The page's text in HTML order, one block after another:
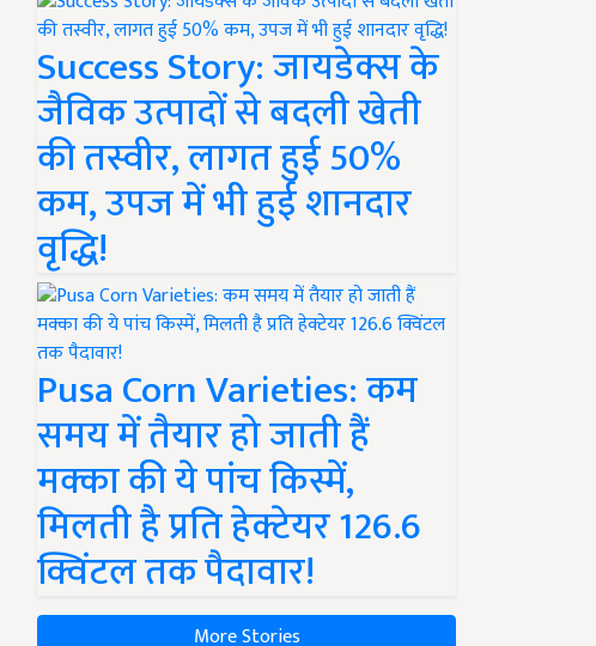
Success Story: जायडेक्स के
जैविक उत्पादों से बदली खेती
की तस्वीर, लागत हुई 50%
कम, उपज में भी हुई शानदार
वृद्धि!
Pusa Corn Varieties: कम
समय में तैयार हो जाती हैं
मक्का की ये पांच किस्में,
मिलती है प्रति हेक्टेयर 126.6
क्विंटल तक पैदावार!
More Stories